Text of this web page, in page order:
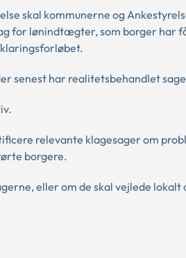
skal kommunerne og
for lønindtægter, som borger har
senest har realitetsbehandlet
relevante klagesager om
borgere.
eller om de skal vejlede